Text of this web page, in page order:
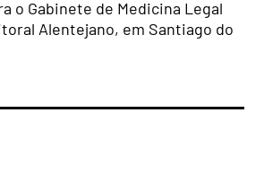
o Gabinete de Medicina Legal
Alentejano, em Santiago do